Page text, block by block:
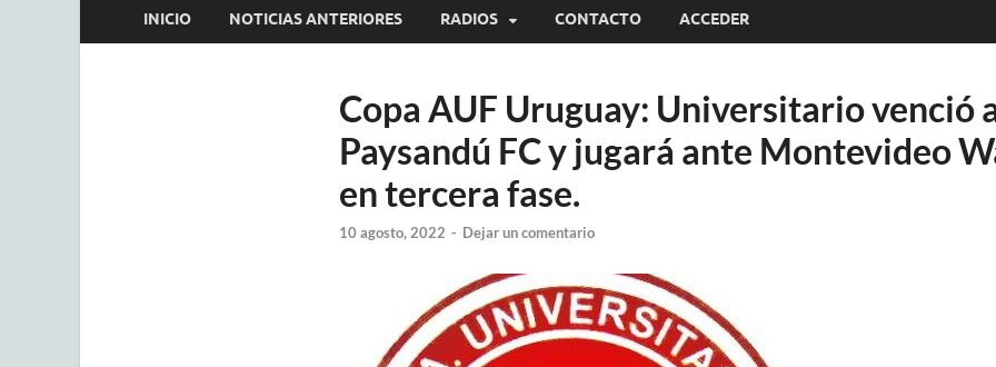
INICIO NOTICIAS ANTERIORES RADIOS CONTACTO ACCEDER
Copa AUF Uruguay: Universitario venció
Paysandú FC y jugará ante Montevideo
en tercera fase.
10 agosto, 2022 - Dejar un comentario